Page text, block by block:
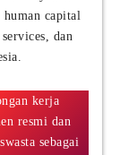
human capital
dan
kerja
resmi dan
sebagai